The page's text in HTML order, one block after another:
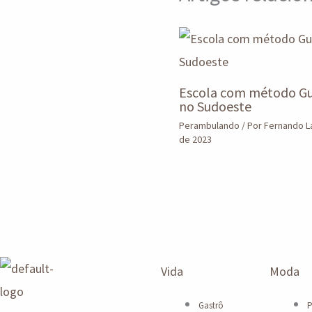
Escola com método
no Sudoeste
Perambulando / PorFernando
de 2023
Vida
Gastrô
Moda